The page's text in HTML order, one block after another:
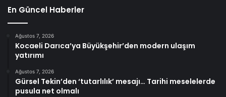
En Güncel Haberler
Ağustos 7, 2026
Kocaeli Darıca’ya Büyükşehir’den modern ulaşım
yatırımı
Ağustos 7, 2026
Gürsel Tekin’den ‘tutarlılık’ mesajı… Tarihi meselelerde
pusula net olmalı